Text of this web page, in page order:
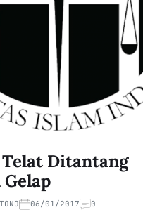
Ditantang
06/01/2017 0